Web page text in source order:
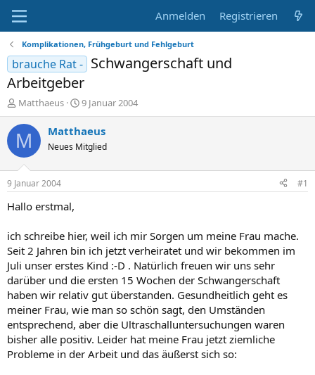
Anmelden Registrieren
Komplikationen, Frühgeburt und Fehlgeburt
brauche Rat - Schwangerschaft und
Arbeitgeber
E
r
s
t
e
r
Matthaeus
E
r
s
t
e
t
9 Januar 2004
M Matthaeus
Neues Mitglied
9 Januar 2004 #1
Hallo erstmal,
ich schreibe hier, weil ich mir Sorgen um meine Frau mache.
Seit 2 Jahren bin ich jetzt verheiratet und wir bekommen im
Juli unser erstes Kind :-D . Natürlich freuen wir uns sehr
darüber und die ersten 15 Wochen der Schwangerschaft
haben wir relativ gut überstanden. Gesundheitlich geht es
meiner Frau, wie man so schön sagt, den Umständen
entsprechend, aber die Ultraschalluntersuchungen waren
bisher alle positiv. Leider hat meine Frau jetzt ziemliche
Probleme in der Arbeit und das äußerst sich so: